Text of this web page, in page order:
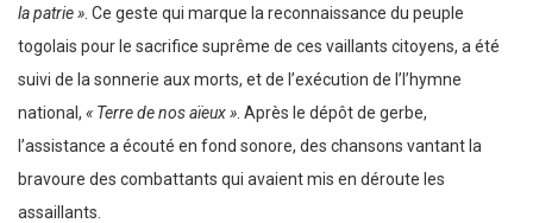
la patrie » . Ce geste qui marque la reconnaissance du peuple
togolais pour le sacrifice suprême de ces vaillants citoyens, a été
suivi de la sonnerie aux morts, et de l’exécution de l’l’hymne
national, « Terre de nos aïeux » . Après le dépôt de gerbe,
l’assistance a écouté en fond sonore, des chansons vantant la
bravoure des combattants qui avaient mis en déroute les
assaillants.